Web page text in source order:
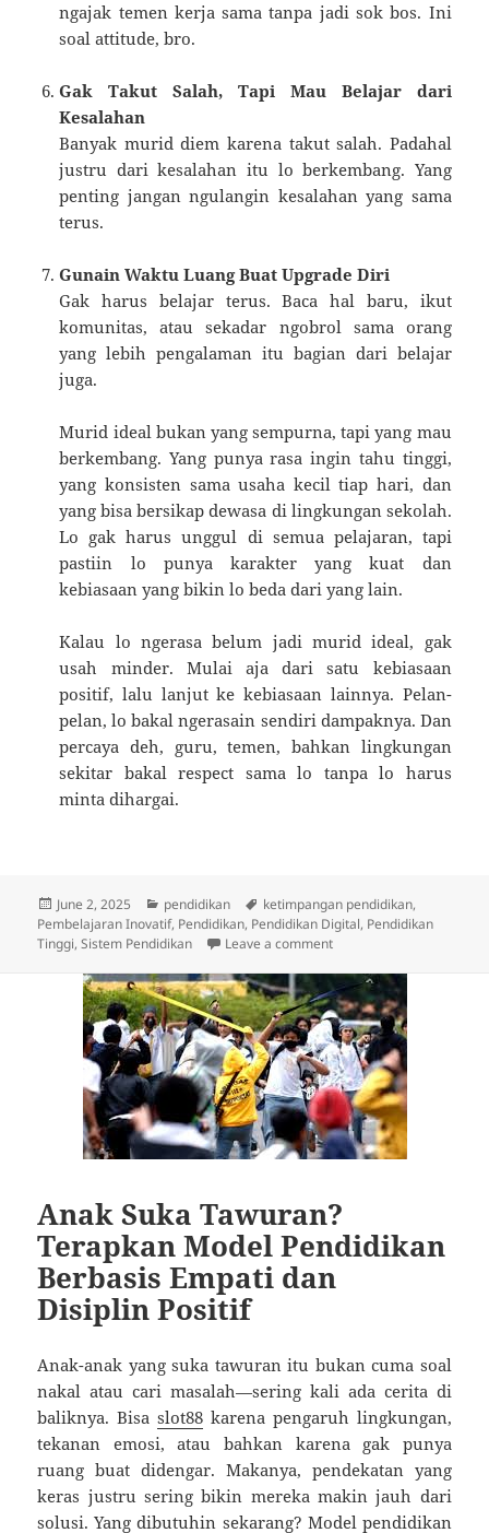
ngajak temen kerja sama tanpa jadi sok bos. Ini
soal attitude, bro.
Gak Takut Salah, Tapi Mau Belajar dari
Kesalahan
Banyak murid diem karena takut salah. Padahal
justru dari kesalahan itu lo berkembang. Yang
penting jangan ngulangin kesalahan yang sama
terus.
Gunain Waktu Luang Buat Upgrade Diri
Gak harus belajar terus. Baca hal baru, ikut
komunitas, atau sekadar ngobrol sama orang
yang lebih pengalaman itu bagian dari belajar
juga.
Murid ideal bukan yang sempurna, tapi yang mau
berkembang. Yang punya rasa ingin tahu tinggi,
yang konsisten sama usaha kecil tiap hari, dan
yang bisa bersikap dewasa di lingkungan sekolah.
Lo gak harus unggul di semua pelajaran, tapi
pastiin lo punya karakter yang kuat dan
kebiasaan yang bikin lo beda dari yang lain.
Kalau lo ngerasa belum jadi murid ideal, gak
usah minder. Mulai aja dari satu kebiasaan
positif, lalu lanjut ke kebiasaan lainnya. Pelan-
pelan, lo bakal ngerasain sendiri dampaknya. Dan
percaya deh, guru, temen, bahkan lingkungan
sekitar bakal respect sama lo tanpa lo harus
minta dihargai.
Posted
on
June 2, 2025 Categories
pendidikan Tags
ketimpangan pendidikan,
Pembelajaran Inovatif, Pendidikan, Pendidikan Digital, Pendidikan
Tinggi,Sistem Pendidikan Leave a commenton Ingin Jadi Murid
Anak Suka Tawuran?
Terapkan Model Pendidikan
Berbasis Empati dan
Disiplin Positif
Anak-anak yang suka tawuran itu bukan cuma soal
nakal atau cari masalah—sering kali ada cerita di
baliknya. Bisaslot88 karena pengaruh lingkungan,
tekanan emosi, atau bahkan karena gak punya
ruang buat didengar. Makanya, pendekatan yang
keras justru sering bikin mereka makin jauh dari
solusi. Yang dibutuhin sekarang? Model pendidikan